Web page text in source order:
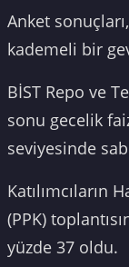
Anket
kademeli bir
BİST Repo ve
sonu gecelik
seviyesinde
Katılımcıların
(PPK)
yüzde 37 oldu.